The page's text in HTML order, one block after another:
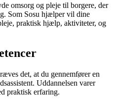
omsorg og pleje til borgere, der
Som Sosu hjælper vil dine
praktisk hjælp, aktiviteter, og
det, at du gennemfører en
Uddannelsen varer
praktisk erfaring.